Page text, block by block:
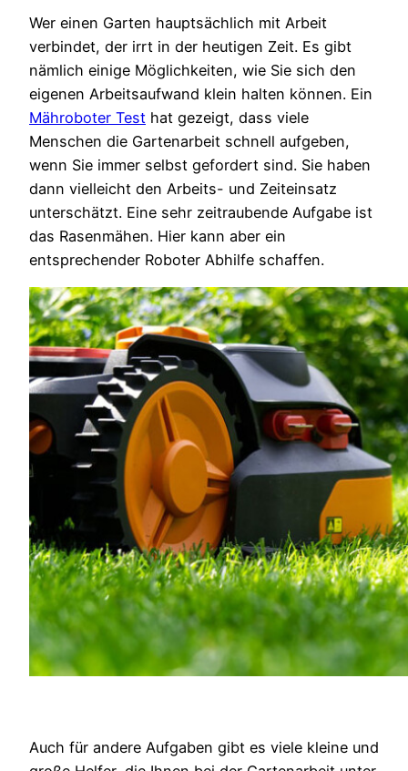
Wer einen Garten hauptsächlich mit Arbeit
verbindet, der irrt in der heutigen Zeit. Es gibt
nämlich einige Möglichkeiten, wie Sie sich den
eigenen Arbeitsaufwand klein halten können. Ein
Mähroboter Test hat gezeigt, dass viele
Menschen die Gartenarbeit schnell aufgeben,
wenn Sie immer selbst gefordert sind. Sie haben
dann vielleicht den Arbeits- und Zeiteinsatz
unterschätzt. Eine sehr zeitraubende Aufgabe ist
das Rasenmähen. Hier kann aber ein
entsprechender Roboter Abhilfe schaffen.
Auch für andere Aufgaben gibt es viele kleine und